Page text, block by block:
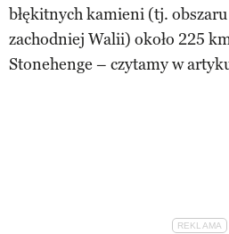
błękitnych kamieni (tj.
zachodniej Walii) około 225
Stonehenge – czytamy w